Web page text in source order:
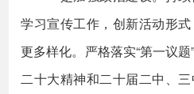
学习宣传工作，创新活动形式
更多样化。严格落实“第一议
二十大精神和二十届二中、